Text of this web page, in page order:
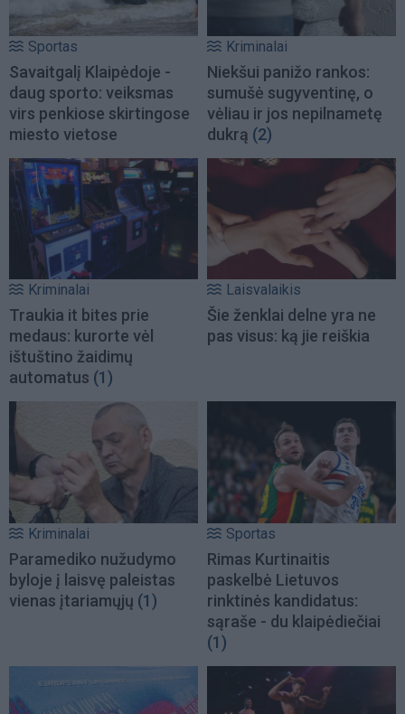
Sportas
Savaitgalį Klaipėdoje -
daug sporto: veiksmas
virs penkiose skirtingose
miesto vietose
Kriminalai
Niekšui panižo rankos:
sumušė sugyventinę, o
vėliau ir jos nepilnametę
dukrą (2)
Kriminalai
Traukia it bites prie
medaus: kurorte vėl
ištuštino žaidimų
automatus (1)
Laisvalaikis
Šie ženklai delne yra ne
pas visus: ką jie reiškia
Kriminalai
Paramediko nužudymo
byloje į laisvę paleistas
vienas įtariamųjų (1)
Sportas
Rimas Kurtinaitis
paskelbė Lietuvos
rinktinės kandidatus:
sąraše - du klaipėdiečiai
(1)